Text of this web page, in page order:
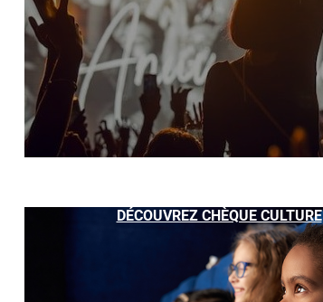
DÉCOUVREZ CHÈQUE CULTURE